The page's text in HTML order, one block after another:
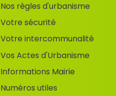
Nos règles d'urbanisme
Votre sécurité
Votre intercommunalité
Vos Actes d'Urbanisme
Informations Mairie
Numéros utiles